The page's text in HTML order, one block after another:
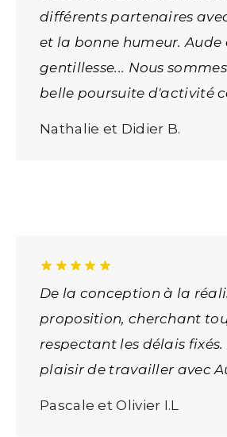
différents partenaires
et la bonne humeur.
gentillesse... Nous
belle poursuite d'activité
Nathalie et Didier B.
De la conception à la
proposition, cherchant
respectant les délais
plaisir de travailler avec
Pascale et Olivier I.L